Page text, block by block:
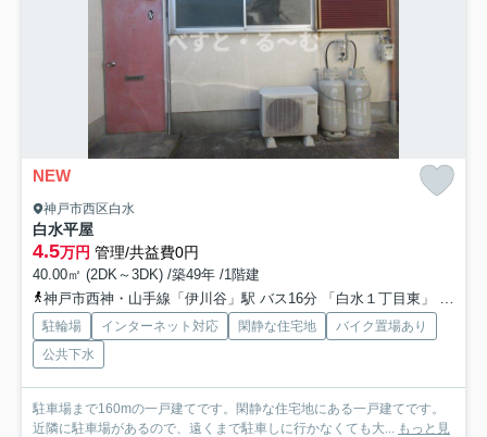
NEW
神戸市西区白水
白水平屋
4.5万円 管理/共益費0円
40.00㎡ (2DK～3DK) /築49年 /1階建
神戸市西神・山手線「伊川谷」駅 バス16分 「白水１丁目東」 停歩7分
駐輪場 インターネット対応 閑静な住宅地
バイク置場あり
公共下水
駐車場まで160mの一戸建てです。閑静な住宅地にある一戸建てです。
近隣に駐車場があるので、遠くまで駐車しに行かなくても大... もっと見